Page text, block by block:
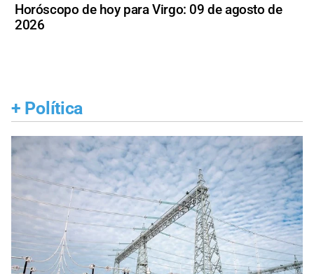
Horóscopo de hoy para Virgo: 09 de agosto de
2026
+ Política